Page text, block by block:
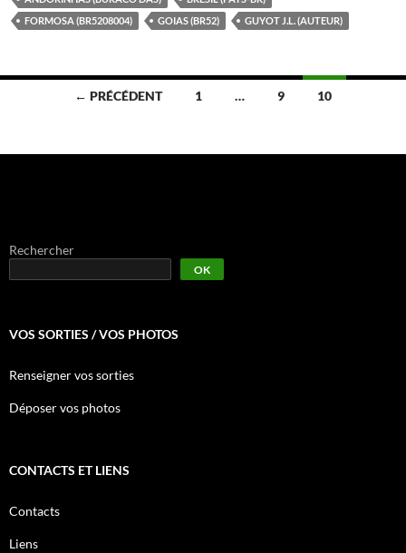
FORMOSA (BR5208004)
GOIAS (BR52) GUYOT J.L. (AUTEUR)
Navigation
articles
← PRÉCÉDENT 1 … 9 10
Rechercher
OK
VOS SORTIES / VOS PHOTOS
Renseigner vos sorties
Déposer vos photos
CONTACTS ET LIENS
Contacts
Liens